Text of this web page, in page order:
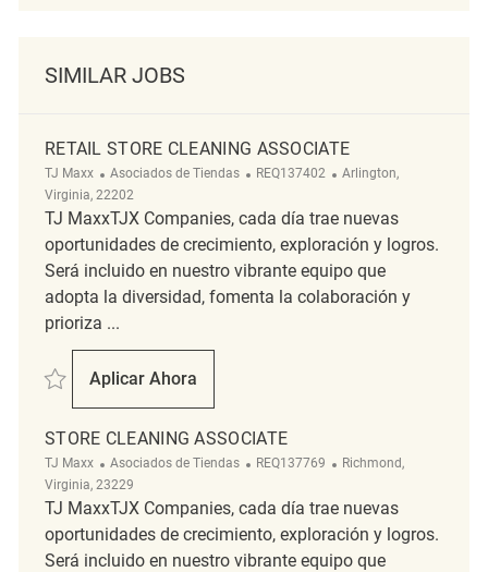
SIMILAR JOBS
RETAIL STORE CLEANING ASSOCIATE
TJ Maxx Categoría
Asociados de Tiendas ReqId
REQ137402 Ubicación
Arlington,
Virginia, 22202
TJ MaxxTJX Companies, cada día trae nuevas
oportunidades de crecimiento, exploración y logros.
Será incluido en nuestro vibrante equipo que
adopta la diversidad, fomenta la colaboración y
prioriza ...
Salvar Retail Store Cleaning Associate REQ137402
Aplicar Ahora
Retail Store Cleaning Associate
STORE CLEANING ASSOCIATE
TJ Maxx Categoría
Asociados de Tiendas ReqId
REQ137769 Ubicación
Richmond,
Virginia, 23229
TJ MaxxTJX Companies, cada día trae nuevas
oportunidades de crecimiento, exploración y logros.
Será incluido en nuestro vibrante equipo que